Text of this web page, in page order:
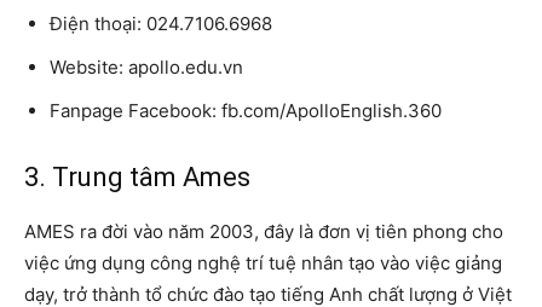
Điện thoại: 024.7106.6968
Website: apollo.edu.vn
Fanpage Facebook: fb.com/ApolloEnglish.360
3. Trung tâm Ames
AMES ra đời vào năm 2003, đây là đơn vị tiên phong cho
việc ứng dụng công nghệ trí tuệ nhân tạo vào việc giảng
dạy, trở thành tổ chức đào tạo tiếng Anh chất lượng ở Việt